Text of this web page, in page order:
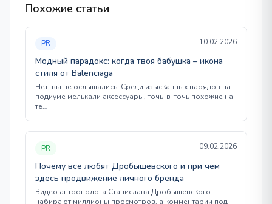
Похожие статьи
PR 10.02.2026
Модный парадокс: когда твоя бабушка – икона
стиля от Balenciaga
Нет, вы не ослышались! Среди изысканных нарядов на
подиуме мелькали аксессуары, точь-в-точь похожие на
те…
PR 09.02.2026
Почему все любят Дробышевского и при чем
здесь продвижение личного бренда
Видео антрополога Станислава Дробышевского
набирают миллионы просмотров, а комментарии под